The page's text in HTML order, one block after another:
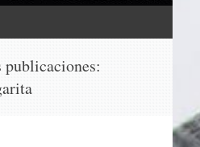
publicaciones: